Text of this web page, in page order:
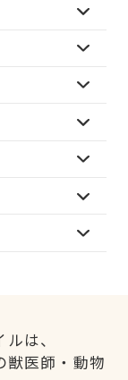
は、
獣医師・動物